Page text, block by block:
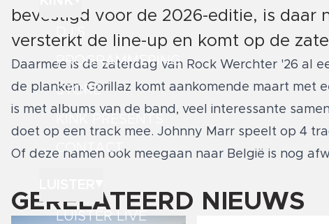
DJ'S
PROGRAMMERING
STORE
CONTACT
LUISTER LIVE
bevestigd voor de 2026-editie, is daar
versterkt de line-up en komt op de
Daarmee is de zaterdag van Rock Werchter '26 al
de planken. Gorillaz komt aankomende maart met
is met albums van de band, veel interessante
doet op een track mee. Johnny Marr speelt op 4
Of deze namen ook meegaan naar België is nog
GERELATEERD NIEUWS